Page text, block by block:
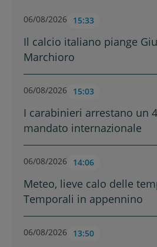
06/08/2026 15:33
Il calcio italiano piange
Marchioro
06/08/2026 15:03
I carabinieri arrestano un
mandato internazionale
06/08/2026 14:06
Meteo, lieve calo delle
Temporali in appennino
06/08/2026 13:50